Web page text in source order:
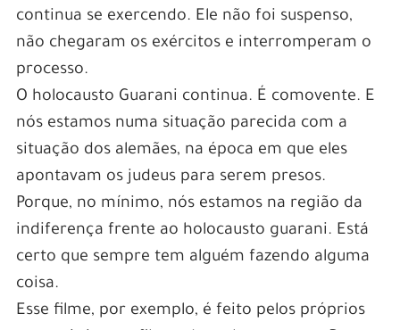
continua se exercendo. Ele não foi suspenso,
não chegaram os exércitos e interromperam o
processo.
O holocausto Guarani continua. É comovente. E
nós estamos numa situação parecida com a
situação dos alemães, na época em que eles
apontavam os judeus para serem presos.
Porque, no mínimo, nós estamos na região da
indiferença frente ao holocausto guarani. Está
certo que sempre tem alguém fazendo alguma
coisa.
Esse filme, por exemplo, é feito pelos próprios